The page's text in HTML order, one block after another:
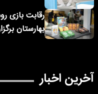
رقابت بازی
بهارستان
آخرین اخبار